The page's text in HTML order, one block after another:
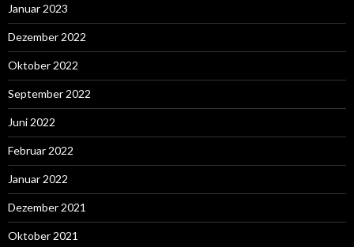
Januar 2023
Dezember 2022
Oktober 2022
September 2022
Juni 2022
Februar 2022
Januar 2022
Dezember 2021
Oktober 2021